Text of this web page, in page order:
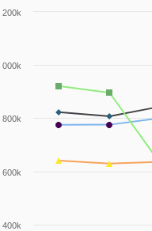
400k
600k
800k
000k
200k